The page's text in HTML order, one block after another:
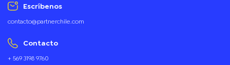
Escríbenos
contacto@partnerchile.com
Contacto
+ 569 3198 9760